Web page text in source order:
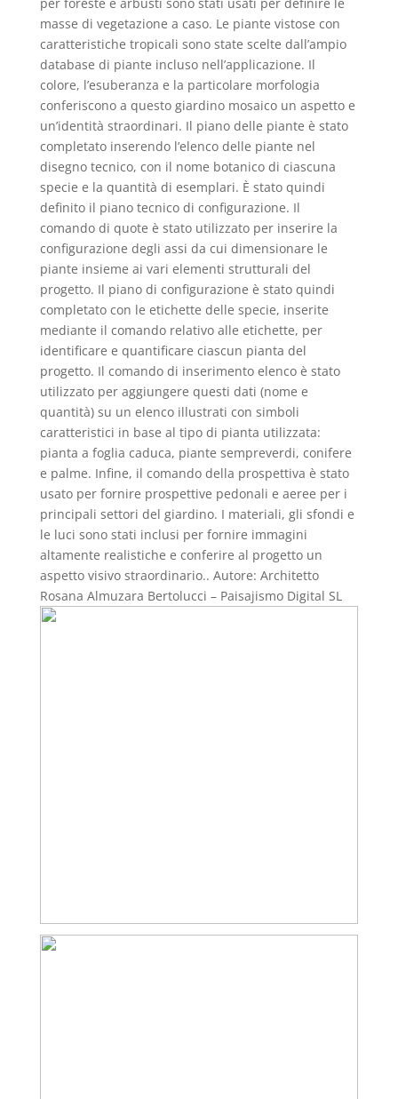
masse di vegetazione a caso. Le piante vistose con
caratteristiche tropicali sono state scelte dall’ampio
database di piante incluso nell’applicazione. Il
colore, l’esuberanza e la particolare morfologia
conferiscono a questo giardino mosaico un aspetto e
un’identità straordinari. Il piano delle piante è stato
completato inserendo l’elenco delle piante nel
disegno tecnico, con il nome botanico di ciascuna
specie e la quantità di esemplari. È stato quindi
definito il piano tecnico di configurazione. Il
comando di quote è stato utilizzato per inserire la
configurazione degli assi da cui dimensionare le
piante insieme ai vari elementi strutturali del
progetto. Il piano di configurazione è stato quindi
completato con le etichette delle specie, inserite
mediante il comando relativo alle etichette, per
identificare e quantificare ciascun pianta del
progetto. Il comando di inserimento elenco è stato
utilizzato per aggiungere questi dati (nome e
quantità) su un elenco illustrati con simboli
caratteristici in base al tipo di pianta utilizzata:
pianta a foglia caduca, piante sempreverdi, conifere
e palme. Infine, il comando della prospettiva è stato
usato per fornire prospettive pedonali e aeree per i
principali settori del giardino. I materiali, gli sfondi e
le luci sono stati inclusi per fornire immagini
altamente realistiche e conferire al progetto un
aspetto visivo straordinario.. Autore: Architetto
Rosana Almuzara Bertolucci – Paisajismo Digital SL